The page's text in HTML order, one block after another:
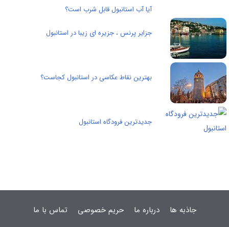
آیا آب استانبول قابل شرب است؟
جزایر پرنس ، جزیره ای زیبا در استانبول
بهترین نقاط عکاسی در استانبول کجاست؟
جدیدترین فرودگاه استانبول
جاذبه ها درباره ما حریم خصوصی تماس با ما